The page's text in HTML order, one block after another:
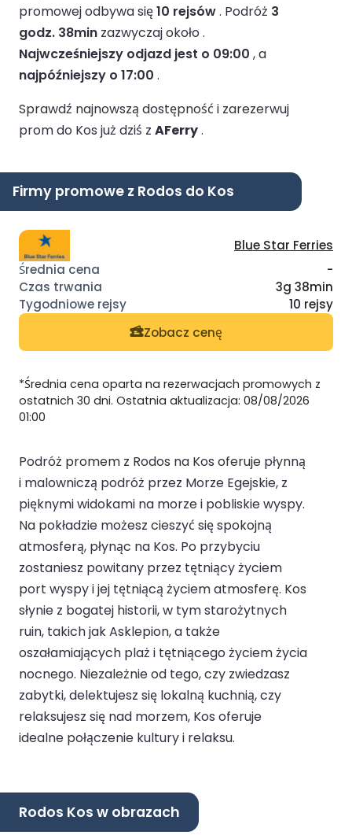
promowej odbywa się10 rejsów. Podróż 3
godz. 38min zazwyczaj około .
Najwcześniejszy odjazd jest o 09:00 , a
najpóźniejszy o 17:00 .
Sprawdź najnowszą dostępność i zarezerwuj
prom do Kos już dziś z AFerry.
Firmy promowe z Rodos do Kos
Blue Star Ferries
-
3g 38min
10 rejsy
Zobacz cenę
*Średnia cena oparta na rezerwacjach promowych z
ostatnich 30 dni. Ostatnia aktualizacja: 08/08/2026
01:00
Podróż promem z Rodos na Kos oferuje płynną
i malowniczą podróż przez Morze Egejskie, z
pięknymi widokami na morze i pobliskie wyspy.
Na pokładzie możesz cieszyć się spokojną
atmosferą, płynąc na Kos. Po przybyciu
zostaniesz powitany przez tętniący życiem
port wyspy i jej tętniącą życiem atmosferę. Kos
słynie z bogatej historii, w tym starożytnych
ruin, takich jak Asklepion, a także
oszałamiających plaż i tętniącego życiem życia
nocnego. Niezależnie od tego, czy zwiedzasz
zabytki, delektujesz się lokalną kuchnią, czy
relaksujesz się nad morzem, Kos oferuje
idealne połączenie kultury i relaksu.
Rodos Kos w obrazach